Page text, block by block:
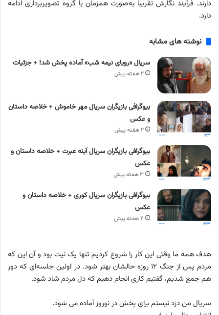
دارند. فرآیند نگارش تقریباً به‌صورت همزمان با گروه تصویربرداری ادامه
دارد.
نوشته های مشابه
سریال «رویای نیمه شب» آماده پخش شد! + جزئیات
۲ هفته پیش
بیوگرافی بازیگران سریال مهر خاموش + خلاصه داستان
و عکس
۲ هفته پیش
بیوگرافی بازیگران سریال آینه عبرت + خلاصه داستان و
عکس
۳ هفته پیش
بیوگرافی بازیگران سریال کوری + خلاصه داستان و
عکس
۴ هفته پیش
هدف همه ما وقتی این کار را شروع کردیم تنها یک نیت بود و آن این که
مردم پس از جنگ ۱۲ روزه حالشان بهتر شود. در اولین جلسه‌ای که دور
هم جمع شدیم، گفتیم کاری انجام دهیم که دل مردم شاد شود.
سریال من دزد نیستم برای پخش در نوروز آماده می شود.